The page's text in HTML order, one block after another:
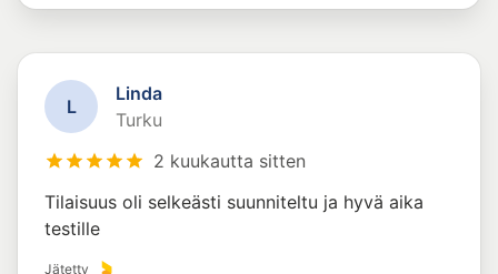
L
Linda
Turku
2 kuukautta sitten
Tilaisuus oli selkeästi suunniteltu ja hyvä aika
testille
Jätetty